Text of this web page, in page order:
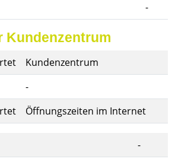
-
Kundenzentrum
Kundenzentrum
-
Öffnungszeiten im Internet
-